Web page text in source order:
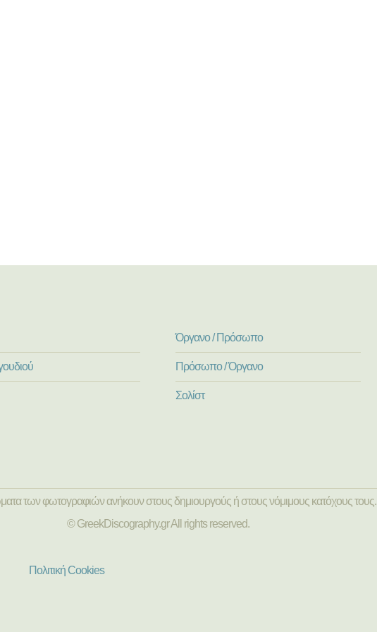
Όργανο / Πρόσωπο
Πρόσωπο / Όργανο
Σολίστ
των φωτογραφιών ανήκουν στους δημιουργούς ή στους νόμιμους κατόχους τους.
© GreekDiscography.gr All rights reserved.
Πολιτική Cookies